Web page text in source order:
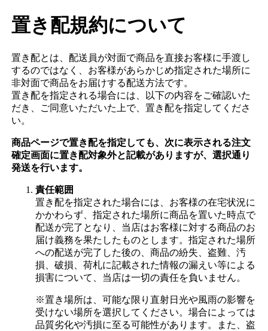
置き配規約について
置き配とは、配送員が対面で商品を直接お客様に手渡し
するのではなく、お客様があらかじめ指定された場所に
非対面で商品をお届けする配送方法です。
置き配を指定される場合には、以下の内容をご確認いた
だき、ご同意いただいた上で、置き配を指定してくださ
い。
商品ページで置き配を指定しても、次に表示される注文
確定画面に置き配対象外と記載がありますが、選択通り
発送を行います。
責任範囲
置き配を指定された場合には、お客様の在宅状況に
かかわらず、指定された場所に商品を置いた時点で
配送が完了となり、当店はお客様に対する商品のお
届け義務を果たしたものとします。指定された場所
への配送が完了した後の、商品の紛失、盗難、汚
損、破損、荷札に記載された情報の漏えい等による
損害について、当店は一切の責任を負いません。
※置き場所は、可能な限り直射日光や風雨の影響を
受けない場所を選択してください。場合によっては
品質劣化や汚損に至る可能性があります。また、盗